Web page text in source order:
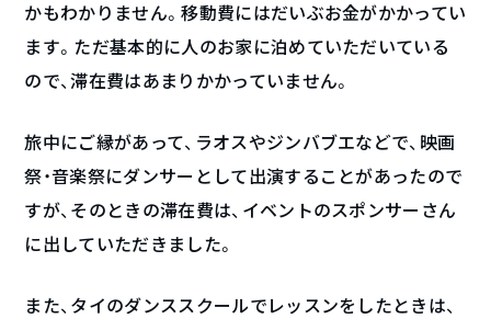
かもわかりません。移動費にはだいぶお金がかかってい
ます。ただ基本的に人のお家に泊めていただいている
ので、滞在費はあまりかかっていません。
旅中にご縁があって、ラオスやジンバブエなどで、映画
祭・音楽祭にダンサーとして出演することがあったので
すが、そのときの滞在費は、イベントのスポンサーさん
に出していただきました。
また、タイのダンススクールでレッスンをしたときは、